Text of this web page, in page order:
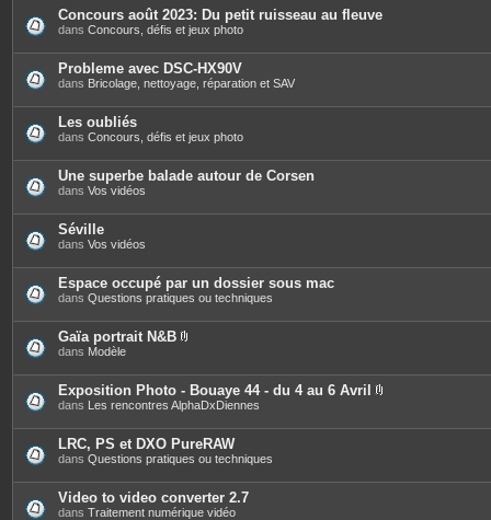
o
i
t
Concours août 2023: Du petit ruisseau au fleuve
dans Concours, défis et jeux photo
Probleme avec DSC-HX90V
dans Bricolage, nettoyage, réparation et SAV
Les oubliés
dans Concours, défis et jeux photo
Une superbe balade autour de Corsen
dans Vos vidéos
Séville
dans Vos vidéos
Espace occupé par un dossier sous mac
dans Questions pratiques ou techniques
Gaïa portrait N&B
è
c
e
s
j
o
i
n
t
e
s
dans Modèle
Exposition Photo - Bouaye 44 - du 4 au 6 Avril
è
j
dans Les rencontres AlphaDxDiennes
LRC, PS et DXO PureRAW
dans Questions pratiques ou techniques
Video to video converter 2.7
dans Traitement numérique vidéo